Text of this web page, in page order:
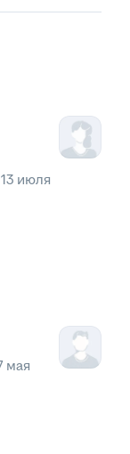
13 июля
мая